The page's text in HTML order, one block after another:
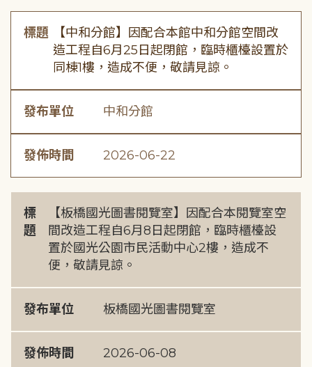
標題
【中和分館】因配合本館中和分館空間改
造工程自6月25日起閉館，臨時櫃檯設置於
同棟1樓，造成不便，敬請見諒。
發布單位 中和分館
發佈時間 2026-06-22
標
題
【板橋國光圖書閱覽室】因配合本閱覽室空
間改造工程自6月8日起閉館，臨時櫃檯設
置於國光公園市民活動中心2樓，造成不
便，敬請見諒。
發布單位 板橋國光圖書閱覽室
發佈時間 2026-06-08